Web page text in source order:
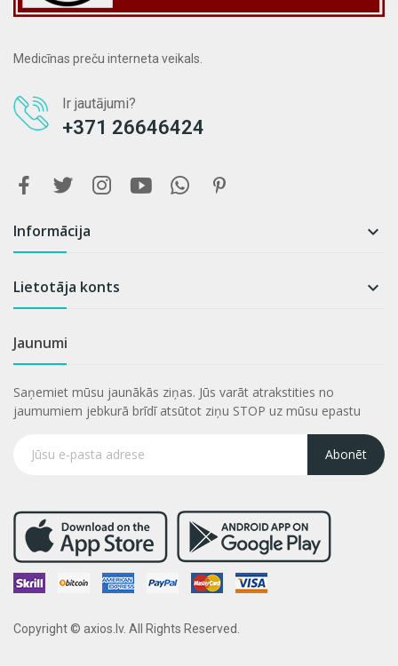
Medicīnas preču interneta veikals.
Ir jautājumi?
+371 26646424
Informācija 
Lietotāja konts 
Jaunumi
Saņemiet mūsu jaunākās ziņas. Jūs varāt atrakstities no
jaumumiem jebkurā brīdī atsūtot ziņu STOP uz mūsu epastu
Abonēt
Copyright © axios.lv. All Rights Reserved.